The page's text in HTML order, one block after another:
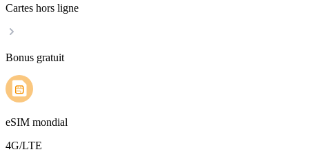
Cartes hors ligne
Bonus gratuit
eSIM mondial
4G/LTE